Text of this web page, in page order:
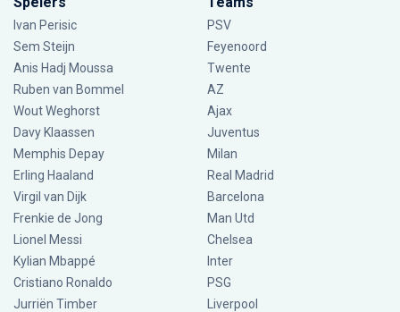
Ivan Perisic
Sem Steijn
Anis Hadj Moussa
Ruben van Bommel
Wout Weghorst
Davy Klaassen
Memphis Depay
Erling Haaland
Virgil van Dijk
Frenkie de Jong
Lionel Messi
Kylian Mbappé
Cristiano Ronaldo
Jurriën Timber
PSV
Feyenoord
Twente
AZ
Ajax
Juventus
Milan
Real Madrid
Barcelona
Man Utd
Chelsea
Inter
PSG
Liverpool